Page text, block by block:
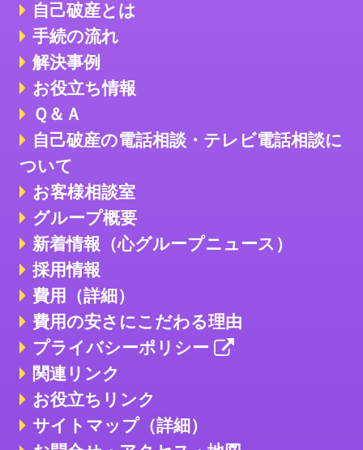
自己破産とは
手続の流れ
解決事例
お役立ち情報
Ｑ＆Ａ
自己破産の電話相談・テレビ電話相談に
ついて
お客様相談室
グループ概要
新着情報（心グループニュース）
採用情報
費用（詳細）
費用の安さにこだわる理由
プライバシーポリシー
関連リンク
お役立ちリンク
サイトマップ（詳細）